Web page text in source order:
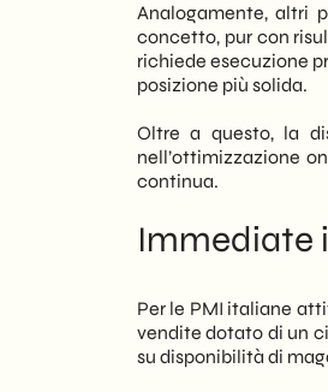
Analogamente, altri
concetto, pur con
richiede esecuzione
posizione più solida.
Oltre a questo, la
nell’ottimizzazione
continua.
Immediate
Per le PMI italiane
vendite dotato di un
su disponibilità di